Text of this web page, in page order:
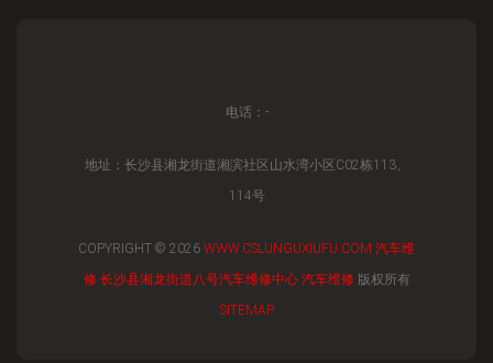
电话：-
地址：长沙县湘龙街道湘滨社区山水湾小区C02栋113、
114号
COPYRIGHT © 2026 WWW.CSLUNGUXIUFU.COM 汽车维
修 长沙县湘龙街道八号汽车维修中心 汽车维修版权所有
SITEMAP